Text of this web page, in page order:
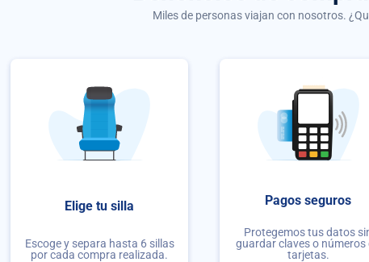
Miles de personas viajan con nosotros.
Elige tu silla
Escoge y separa hasta 6 sillas
por cada compra realizada.
Pagos seguros
Protegemos tus datos
guardar claves o números
tarjetas.